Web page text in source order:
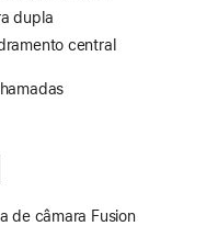
dupla
central
de câmara Fusion